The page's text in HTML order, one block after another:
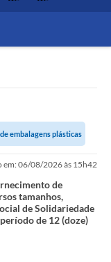
embalagens plásticas
em: 06/08/2026 às 15h42
de
tamanhos,
de Solidariedade
de 12 (doze)